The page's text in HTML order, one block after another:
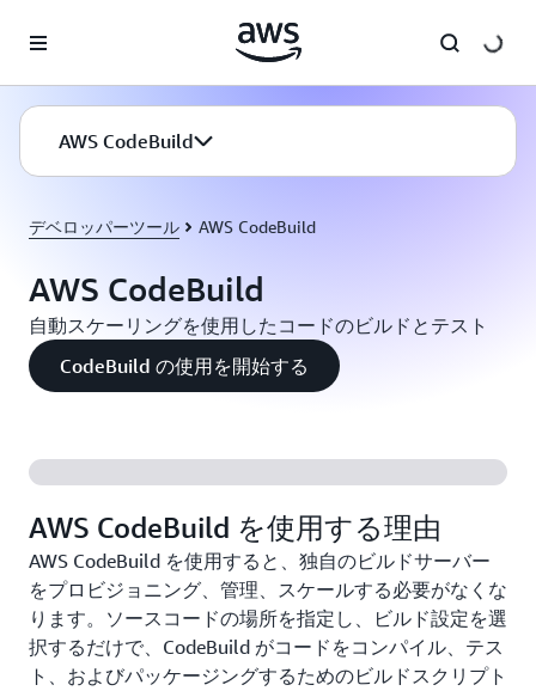
AWS CodeBuild
デベロッパーツール AWS CodeBuild
AWS CodeBuild
自動スケーリングを使用したコードのビルドとテスト
CodeBuild の使用を開始する
AWS CodeBuild を使用する理由
AWS CodeBuild を使用すると、独自のビルドサーバー
をプロビジョニング、管理、スケールする必要がなくな
ります。ソースコードの場所を指定し、ビルド設定を選
択するだけで、CodeBuild がコードをコンパイル、テス
ト、およびパッケージングするためのビルドスクリプト